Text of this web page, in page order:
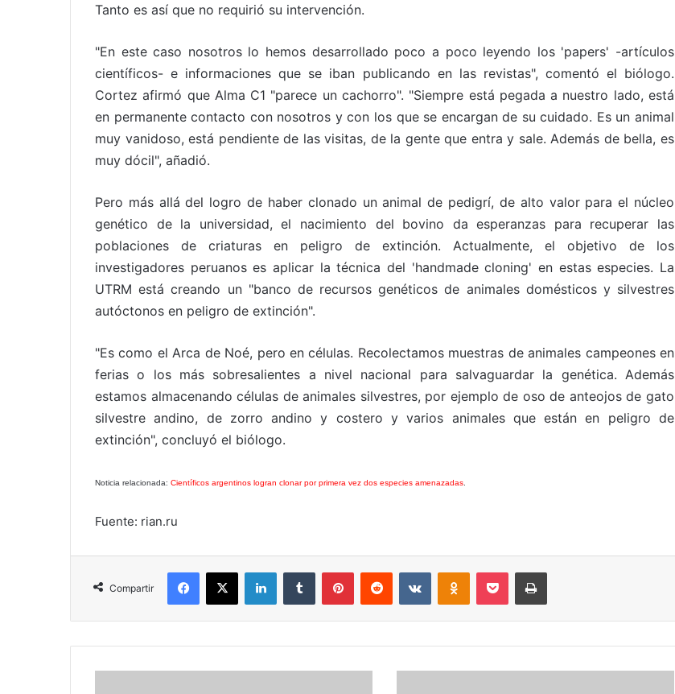
Tanto es así que no requirió su intervención.
"En este caso nosotros lo hemos desarrollado poco a poco leyendo los 'papers' -artículos
científicos- e informaciones que se iban publicando en las revistas", comentó el biólogo.
Cortez afirmó que Alma C1 "parece un cachorro". "Siempre está pegada a nuestro lado, está
en permanente contacto con nosotros y con los que se encargan de su cuidado. Es un animal
muy vanidoso, está pendiente de las visitas, de la gente que entra y sale. Además de bella, es
muy dócil", añadió.
Pero más allá del logro de haber clonado un animal de pedigrí, de alto valor para el núcleo
genético de la universidad, el nacimiento del bovino da esperanzas para recuperar las
poblaciones de criaturas en peligro de extinción. Actualmente, el objetivo de los
investigadores peruanos es aplicar la técnica del 'handmade cloning' en estas especies. La
UTRM está creando un "banco de recursos genéticos de animales domésticos y silvestres
autóctonos en peligro de extinción".
"Es como el Arca de Noé, pero en células. Recolectamos muestras de animales campeones en
ferias o los más sobresalientes a nivel nacional para salvaguardar la genética. Además
estamos almacenando células de animales silvestres, por ejemplo de oso de anteojos de gato
silvestre andino, de zorro andino y costero y varios animales que están en peligro de
extinción", concluyó el biólogo.
Noticia relacionada: Científicos argentinos logran clonar por primera vez dos especies amenazadas
Fuente: rian.ru
Compartir
Facebook
X LinkedInTumblr PinterestReddit VKontakteOdnoklassniki
Pocket Imprimir